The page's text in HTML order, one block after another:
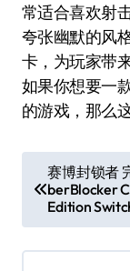
常适合喜欢射
夸张幽默的风
卡，为玩家带
如果你想要一
的游戏，那么
章
导
航
赛博封锁者
berBlocker
Edition